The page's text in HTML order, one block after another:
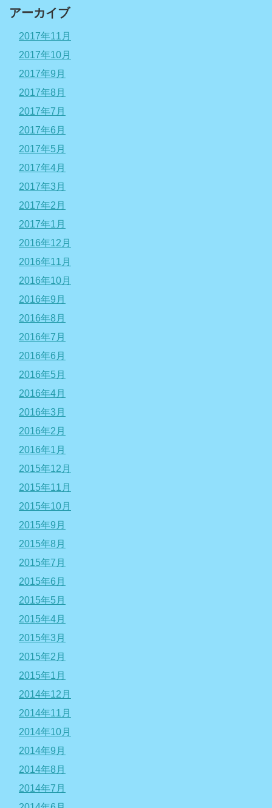
アーカイブ
2017年11月
2017年10月
2017年9月
2017年8月
2017年7月
2017年6月
2017年5月
2017年4月
2017年3月
2017年2月
2017年1月
2016年12月
2016年11月
2016年10月
2016年9月
2016年8月
2016年7月
2016年6月
2016年5月
2016年4月
2016年3月
2016年2月
2016年1月
2015年12月
2015年11月
2015年10月
2015年9月
2015年8月
2015年7月
2015年6月
2015年5月
2015年4月
2015年3月
2015年2月
2015年1月
2014年12月
2014年11月
2014年10月
2014年9月
2014年8月
2014年7月